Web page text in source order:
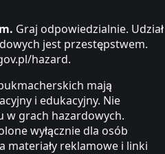
Graj odpowiedzialnie. Udział
jest przestępstwem.
hazard.
mają
i edukacyjny. Nie
w grach hazardowych.
wyłącznie dla osób
materiały reklamowe i linki